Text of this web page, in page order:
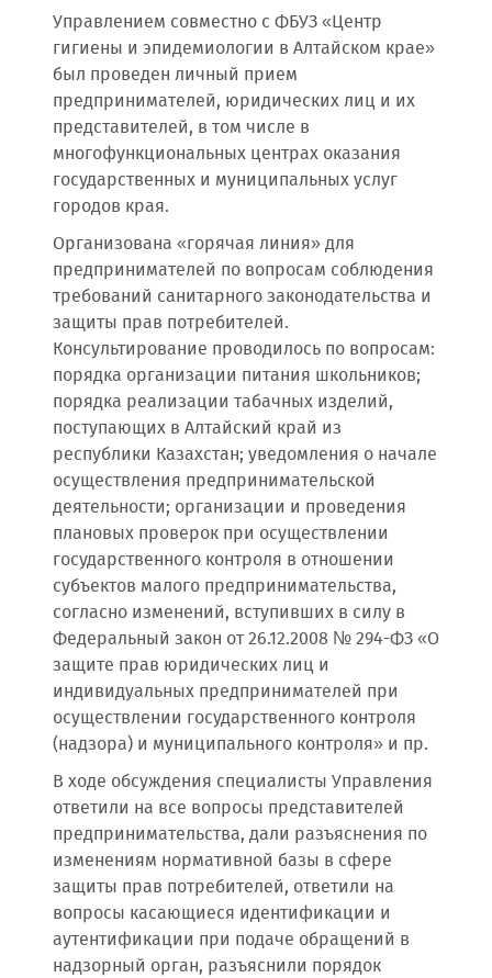
Управлением совместно с ФБУЗ «Центр
гигиены и эпидемиологии в Алтайском крае»
был проведен личный прием
предпринимателей, юридических лиц и их
представителей, в том числе в
многофункциональных центрах оказания
государственных и муниципальных услуг
городов края.
Организована «горячая линия» для
предпринимателей по вопросам соблюдения
требований санитарного законодательства и
защиты прав потребителей.
Консультирование проводилось по вопросам:
порядка организации питания школьников;
порядка реализации табачных изделий,
поступающих в Алтайский край из
республики Казахстан; уведомления о начале
осуществления предпринимательской
деятельности; организации и проведения
плановых проверок при осуществлении
государственного контроля в отношении
субъектов малого предпринимательства,
согласно изменений, вступивших в силу в
Федеральный закон от 26.12.2008 № 294-ФЗ «О
защите прав юридических лиц и
индивидуальных предпринимателей при
осуществлении государственного контроля
(надзора) и муниципального контроля» и пр.
В ходе обсуждения специалисты Управления
ответили на все вопросы представителей
предпринимательства, дали разъяснения по
изменениям нормативной базы в сфере
защиты прав потребителей, ответили на
вопросы касающиеся идентификации и
аутентификации при подаче обращений в
надзорный орган, разъяснили порядок